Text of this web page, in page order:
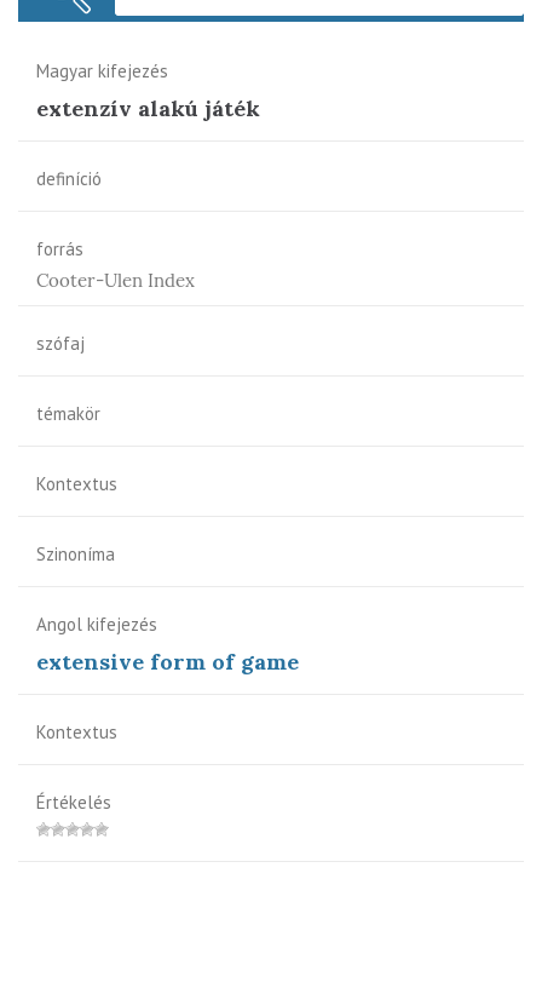
Magyar kifejezés
extenzív alakú játék
definíció
forrás
Cooter-Ulen Index
szófaj
témakör
Kontextus
Szinoníma
Angol kifejezés
extensive form of game
Kontextus
Értékelés